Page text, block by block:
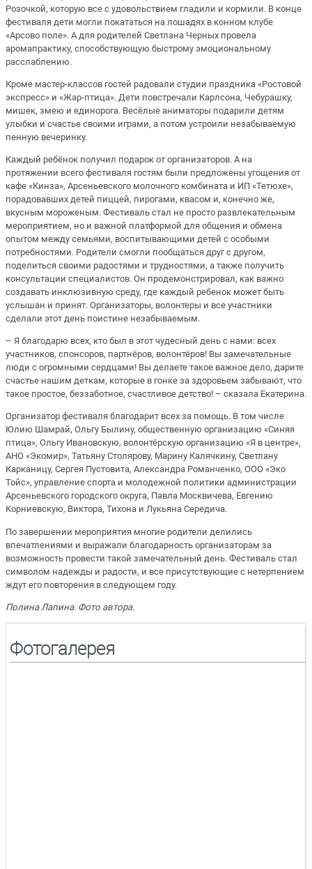
Розочкой, которую все с удовольствием гладили и кормили. В конце
фестиваля дети могли покататься на лошадях в конном клубе
«Арсово поле». А для родителей Светлана Черных провела
аромапрактику, способствующую быстрому эмоциональному
расслаблению.
Кроме мастер-классов гостей радовали студии праздника «Ростовой
экспресс» и «Жар-птица». Дети повстречали Карлсона, Чебурашку,
мишек, змею и единорога. Весёлые аниматоры подарили детям
улыбки и счастье своими играми, а потом устроили незабываемую
пенную вечеринку.
Каждый ребёнок получил подарок от организаторов. А на
протяжении всего фестиваля гостям были предложены угощения от
кафе «Кинза», Арсеньевского молочного комбината и ИП «Тетюхе»,
порадовавших детей пиццей, пирогами, квасом и, конечно же,
вкусным мороженым. Фестиваль стал не просто развлекательным
мероприятием, но и важной платформой для общения и обмена
опытом между семьями, воспитывающими детей с особыми
потребностями. Родители смогли пообщаться друг с другом,
поделиться своими радостями и трудностями, а также получить
консультации специалистов. Он продемонстрировал, как важно
создавать инклюзивную среду, где каждый ребенок может быть
услышан и принят. Организаторы, волонтеры и все участники
сделали этот день поистине незабываемым.
– Я благодарю всех, кто был в этот чудесный день с нами: всех
участников, спонсоров, партнёров, волонтёров! Вы замечательные
люди с огромными сердцами! Вы делаете такое важное дело, дарите
счастье нашим деткам, которые в гонке за здоровьем забывают, что
такое простое, беззаботное, счастливое детство! – сказала Екатерина.
Организатор фестиваля благодарит всех за помощь. В том числе
Юлию Шамрай, Ольгу Былину, общественную организацию «Синяя
птица», Ольгу Ивановскую, волонтёрскую организацию «Я в центре»,
АНО «Экомир», Татьяну Столярову, Марину Калячкину, Светлану
Карканицу, Сергея Пустовита, Александра Романченко, ООО «Эко
Тойс», управление спорта и молодежной политики администрации
Арсеньевского городского округа, Павла Москвичева, Евгению
Корниевскую, Виктора, Тихона и Лукьяна Середича.
По завершении мероприятия многие родители делились
впечатлениями и выражали благодарность организаторам за
возможность провести такой замечательный день. Фестиваль стал
символом надежды и радости, и все присутствующие с нетерпением
ждут его повторения в следующем году.
Полина Лапина. Фото автора.
Фотогалерея